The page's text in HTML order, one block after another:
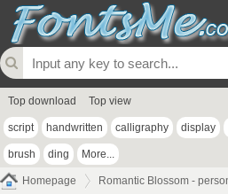
Top download Top view
script handwritten calligraphy display
brush ding More...
Homepage Romantic Blossom -